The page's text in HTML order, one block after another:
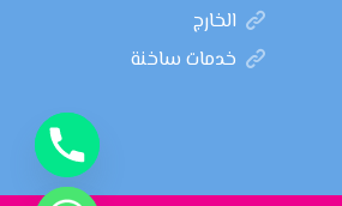
الخارج
خدمات ساخنة